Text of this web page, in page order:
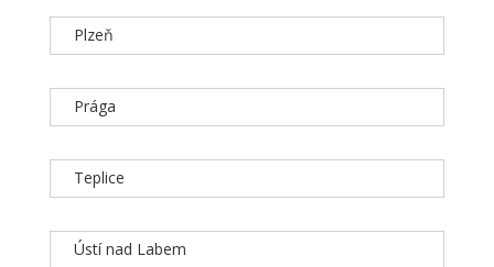
Plzeň
Prága
Teplice
Ústí nad Labem